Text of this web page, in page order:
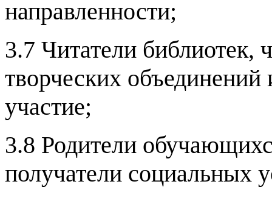
направленности;
3.7 Читатели библиотек,
творческих
участие;
3.8 Родители
получатели социальных